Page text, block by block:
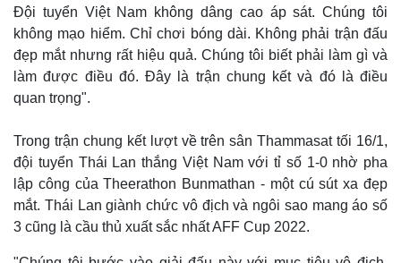
Đội tuyển Việt Nam không dâng cao áp sát. Chúng tôi
không mạo hiểm. Chỉ chơi bóng dài. Không phải trận đấu
đẹp mắt nhưng rất hiệu quả. Chúng tôi biết phải làm gì và
làm được điều đó. Đây là trận chung kết và đó là điều
quan trọng".
Trong trận chung kết lượt về trên sân Thammasat tối 16/1,
đội tuyển Thái Lan thắng Việt Nam với tỉ số 1-0 nhờ pha
lập công của Theerathon Bunmathan - một cú sút xa đẹp
mắt. Thái Lan giành chức vô địch và ngôi sao mang áo số
3 cũng là cầu thủ xuất sắc nhất AFF Cup 2022.